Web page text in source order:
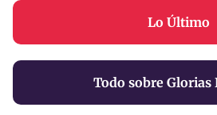
Lo Último
Todo sobre Glorias